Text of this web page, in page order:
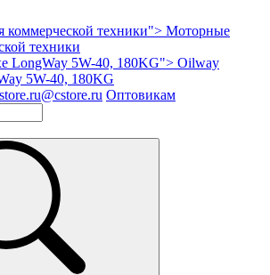
коммерческой техники"> Моторные
техники
LongWay 5W-40, 180KG"> Oilway
5W-40, 180KG
Оптовикам